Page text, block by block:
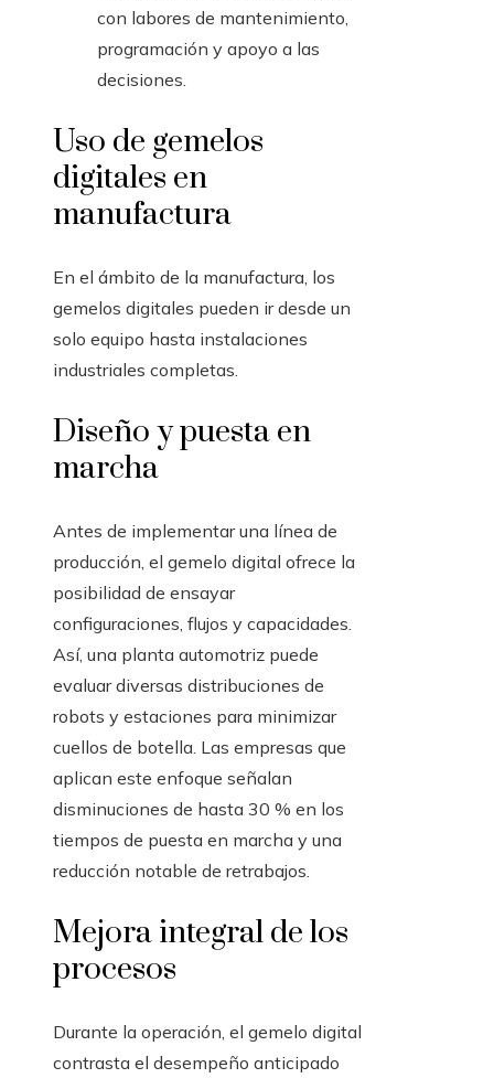
con labores de mantenimiento,
programación y apoyo a las
decisiones.
Uso de gemelos
digitales en
manufactura
En el ámbito de la manufactura, los
gemelos digitales pueden ir desde un
solo equipo hasta instalaciones
industriales completas.
Diseño y puesta en
marcha
Antes de implementar una línea de
producción, el gemelo digital ofrece la
posibilidad de ensayar
configuraciones, flujos y capacidades.
Así, una planta automotriz puede
evaluar diversas distribuciones de
robots y estaciones para minimizar
cuellos de botella. Las empresas que
aplican este enfoque señalan
disminuciones de hasta 30 % en los
tiempos de puesta en marcha y una
reducción notable de retrabajos.
Mejora integral de los
procesos
Durante la operación, el gemelo digital
contrasta el desempeño anticipado